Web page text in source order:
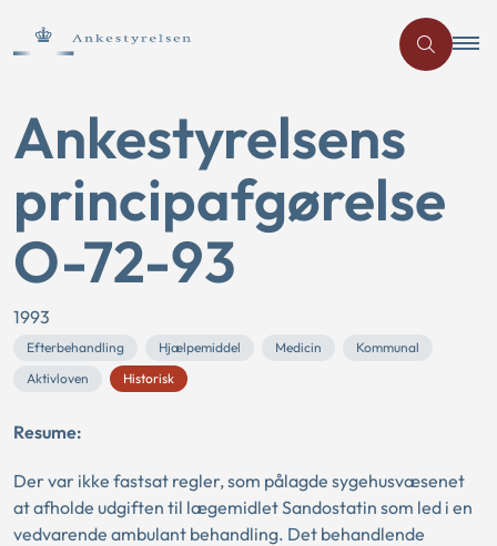
Ankestyrelsens
principafgørelse
O-72-93
1993
Efterbehandling Hjælpemiddel Medicin
Kommunal
Aktivloven
Historisk
Resume:
Der var ikke fastsat regler, som pålagde sygehusvæsenet
at afholde udgiften til lægemidlet Sandostatin som led i en
vedvarende ambulant behandling. Det behandlende